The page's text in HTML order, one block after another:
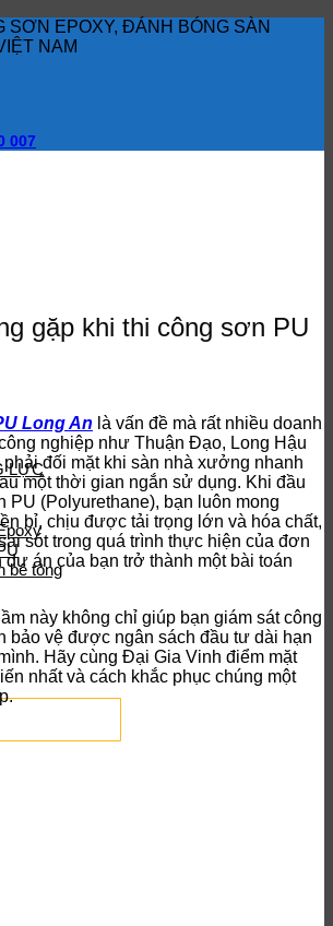
SƠN EPOXY, ĐÁNH BÓNG SÀN
NAM
007
LỰC
bê tông
gặp khi thi công sơn PU
Long An là vấn đề mà rất nhiều doanh
nghiệp như Thuận Đạo, Long Hậu
đối mặt khi sàn nhà xưởng nhanh
một thời gian ngắn sử dụng. Khi đầu
PU (Polyurethane), bạn luôn mong
bỉ, chịu được tải trọng lớn và hóa chất,
sót trong quá trình thực hiện của đơn
dự án của bạn trở thành một bài toán
này không chỉ giúp bạn giám sát công
bảo vệ được ngân sách đầu tư dài hạn
Hãy cùng Đại Gia Vinh điểm mặt
nhất và cách khắc phục chúng một